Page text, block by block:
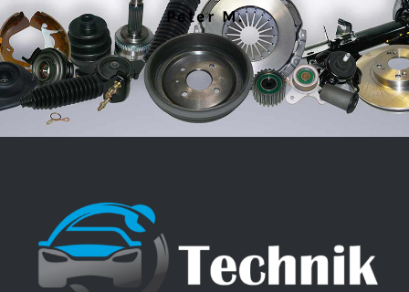
Peter M.
Klaus P.